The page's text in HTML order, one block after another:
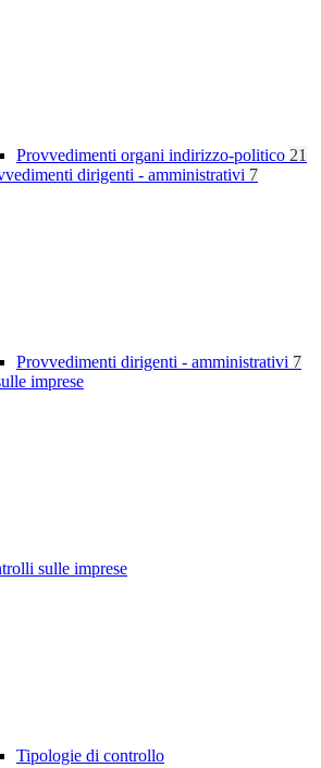
Provvedimenti organi indirizzo-politico 21
dirigenti - amministrativi 7
Provvedimenti dirigenti - amministrativi 7
imprese
sulle imprese
Tipologie di controllo